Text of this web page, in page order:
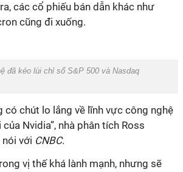
các cổ phiếu bán dẫn khác như
cũng đi xuống.
đã kéo lùi chỉ số S&P 500 và Nasdaq
có chút lo lắng về lĩnh vực công nghệ
Nvidia”, nhà phân tích Ross
với CNBC.
vị thế khá lành mạnh, nhưng sẽ